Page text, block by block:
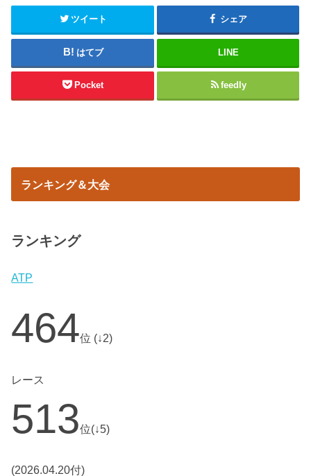
ツイート シェア
はてブ LINE
Pocket feedly
ランキング＆大会
ランキング
ATP
464位 (↓2)
レース
513位(↓5)
(2026.04.20付)